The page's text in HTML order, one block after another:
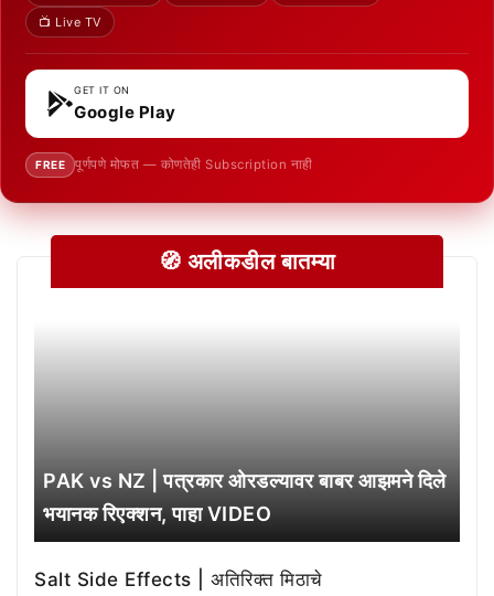
📺 Live TV
GET IT ON
Google Play
FREE पूर्णपणे मोफत — कोणतेही Subscription नाही
🧭 अलीकडील बातम्या
PAK vs NZ | पत्रकार ओरडल्यावर बाबर आझमने दिले
भयानक रिएक्शन, पाहा VIDEO
Salt Side Effects | अतिरिक्त मिठाचे